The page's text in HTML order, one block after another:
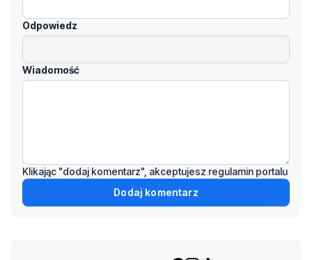
Odpowiedz
Wiadomość
Klikając "dodaj komentarz", akceptujesz regulamin portalu
Dodaj komentarz